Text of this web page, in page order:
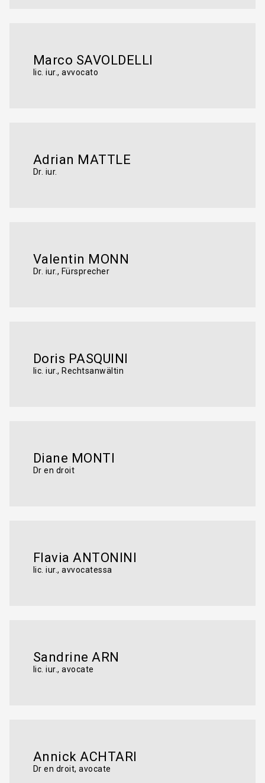
Marco SAVOLDELLI
lic. iur., avvocato
Adrian MATTLE
Dr. iur.
Valentin MONN
Dr. iur., Fürsprecher
Doris PASQUINI
lic. iur., Rechtsanwältin
Diane MONTI
Dr en droit
Flavia ANTONINI
lic. iur., avvocatessa
Sandrine ARN
lic. iur., avocate
Annick ACHTARI
Dr en droit, avocate